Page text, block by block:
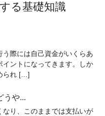
る基礎知識
う際には自己資金がいくらあ
イントになってきます。しか
られ […]
うや...
なり、このままでは支払いが